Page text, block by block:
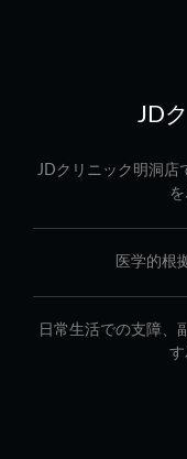
JD
JDクリニック明洞店
医学的根
日常生活での支障、
す